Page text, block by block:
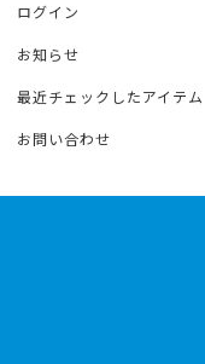
ログイン
お知らせ
最近チェックしたアイテム
お問い合わせ